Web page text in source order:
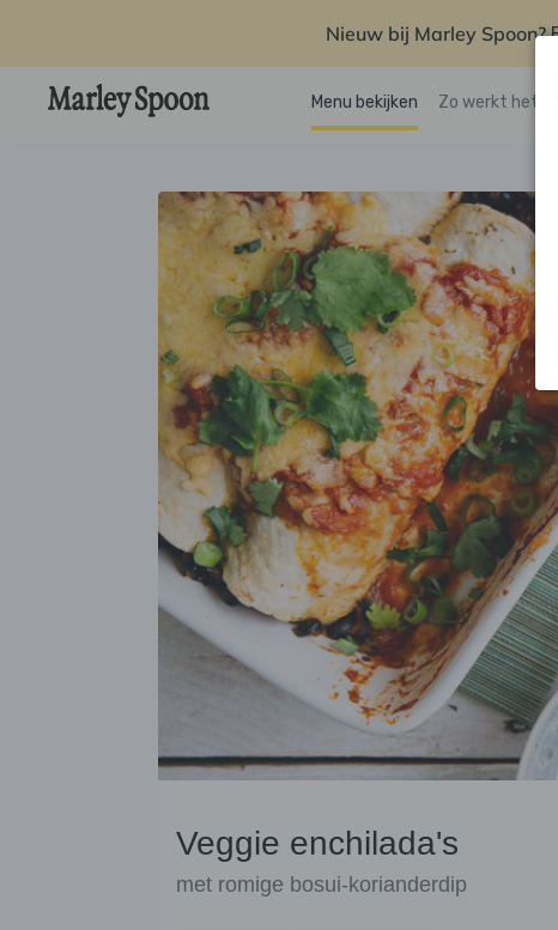
Nieuw bij Marley Spoon?
Menu bekijken Zo werkt het
Veggie enchilada's
met romige bosui-korianderdip